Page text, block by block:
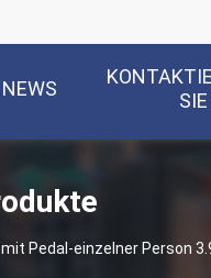
NEWS
Pedal-einzelner Person